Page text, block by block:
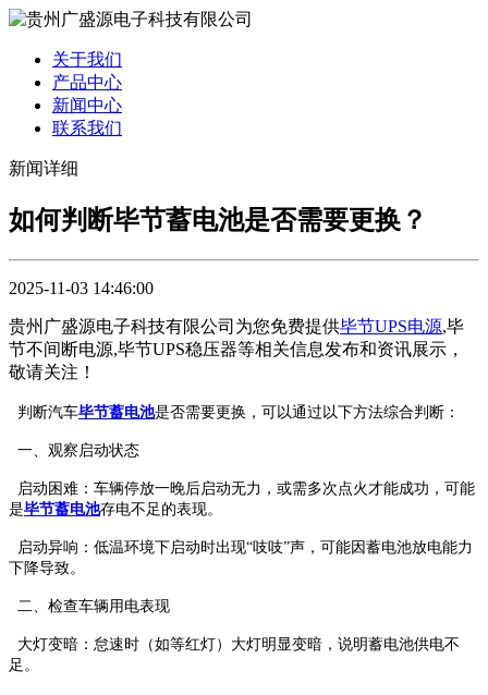
关于我们
产品中心
新闻中心
联系我们
新闻详细
如何判断毕节蓄电池是否需要更换？
2025-11-03 14:46:00
贵州广盛源电子科技有限公司为您免费提供毕节UPS电源,毕
节不间断电源,毕节UPS稳压器等相关信息发布和资讯展示，
敬请关注！
判断汽车毕节蓄电池是否需要更换，可以通过以下方法综合判断：
一、观察启动状态
‌启动困难‌：车辆停放一晚后启动无力，或需多次点火才能成功，可能
是毕节蓄电池存电不足的表现。
‌启动异响‌：低温环境下启动时出现“吱吱”声，可能因蓄电池放电能力
下降导致。
二、检查车辆用电表现
‌大灯变暗‌：怠速时（如等红灯）大灯明显变暗，说明蓄电池供电不
足。